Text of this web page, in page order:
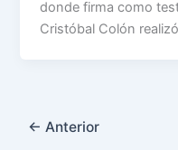
donde firma como
Cristóbal Colón
← Anterior